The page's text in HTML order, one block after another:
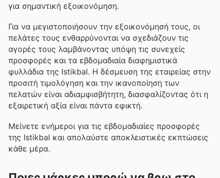
για σημαντική εξοικονόμηση.
Για να μεγιστοποιήσουν την εξοικονόμησή τους, οι
πελάτες τους ενθαρρύνονται να σχεδιάζουν τις
αγορές τους λαμβάνοντας υπόψη τις συνεχείς
προσφορές και τα εβδομαδιαία διαφημιστικά
φυλλάδια της Istikbal. Η δέσμευση της εταιρείας στην
προσιτή τιμολόγηση και την ικανοποίηση των
πελατών είναι αδιαμφισβήτητη, διασφαλίζοντας ότι η
εξαιρετική αξία είναι πάντα εφικτή.
Μείνετε ενήμεροι για τις εβδομαδιαίες προσφορές
της Istikbal και απολαύστε αποκλειστικές εκπτώσεις
κάθε μέρα.